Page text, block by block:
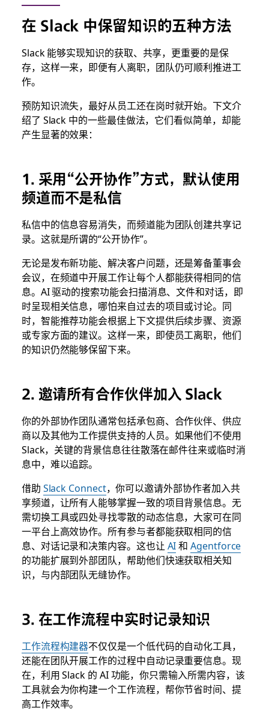
在 Slack 中保留知识的五种方法
Slack能够实现知识的获取、共享，更重要的是保
存，这样一来，即便有人离职，团队仍可顺利推进工
作。
预防知识流失，最好从员工还在岗时就开始。下文介
绍了 Slack 中的一些最佳做法，它们看似简单，却能
产生显著的效果：
1. 采用“公开协作”方式，默认使用
频道而不是私信
私信中的信息容易消失，而频道能为团队创建共享记
录。这就是所谓的“公开协作”。
无论是发布新功能、解决客户问题，还是筹备董事会
会议，在频道中开展工作让每个人都能获得相同的信
息。AI 驱动的搜索功能会扫描消息、文件和对话，即
时呈现相关信息，哪怕来自过去的项目或讨论。同
时，智能推荐功能会根据上下文提供后续步骤、资源
或专家方面的建议。这样一来，即使员工离职，他们
的知识仍然能够保留下来。
2. 邀请所有合作伙伴加入 Slack
你的外部协作团队通常包括承包商、合作伙伴、供应
商以及其他为工作提供支持的人员。如果他们不使用
Slack，关键的背景信息往往散落在邮件往来或临时消
息中，难以追踪。
借助 Slack Connect，你可以邀请外部协作者加入共
享频道，让所有人能够掌握一致的项目背景信息。无
需切换工具或四处寻找零散的动态信息，大家可在同
一平台上高效协作。所有参与者都能获取相同的信
息、对话记录和决策内容。这也让 AI和Agentforce
的功能扩展到外部团队，帮助他们快速获取相关知
识，与内部团队无缝协作。
3. 在工作流程中实时记录知识
工作流程构建器不仅仅是一个低代码的自动化工具，
还能在团队开展工作的过程中自动记录重要信息。现
在，利用 Slack 的 AI 功能，你只需输入所需内容，该
工具就会为你构建一个工作流程，帮你节省时间、提
高工作效率。